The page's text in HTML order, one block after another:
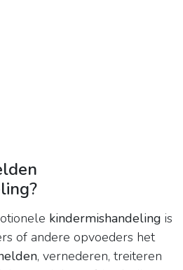
kindermishandeling is
of andere opvoeders het
, vernederen, treiteren